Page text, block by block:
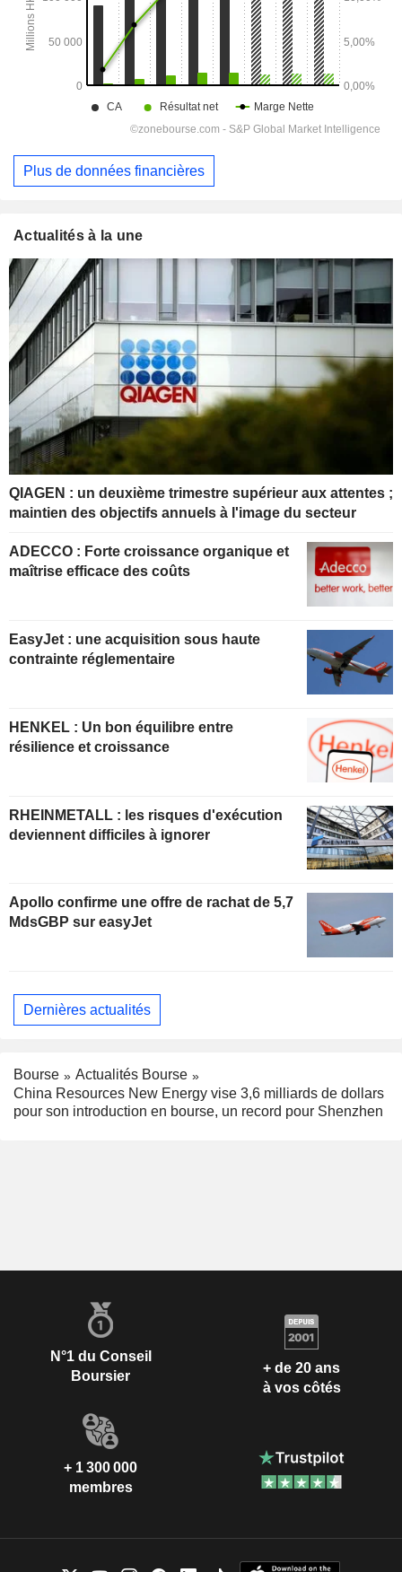
Plus de données financières
Actualités à la une
QIAGEN : un deuxième trimestre supérieur aux attentes ;
maintien des objectifs annuels à l'image du secteur
ADECCO : Forte croissance organique et
maîtrise efficace des coûts
EasyJet : une acquisition sous haute
contrainte réglementaire
HENKEL : Un bon équilibre entre
résilience et croissance
RHEINMETALL : les risques d'exécution
deviennent difficiles à ignorer
Apollo confirme une offre de rachat de 5,7
MdsGBP sur easyJet
Dernières actualités
Bourse
Actualités Bourse
China Resources New Energy vise 3,6 milliards de dollars
pour son introduction en bourse, un record pour Shenzhen
N°1 du Conseil
Boursier
+ de 20 ans
à vos côtés
+ 1 300 000
membres